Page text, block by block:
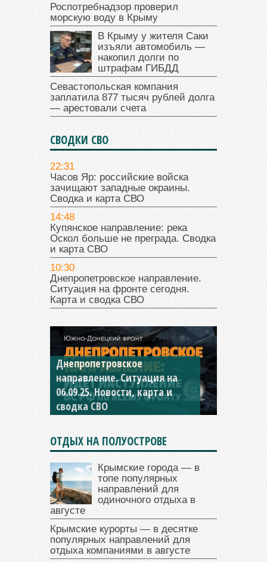
Роспотребнадзор проверил
морскую воду в Крыму
В Крыму у жителя Саки
изъяли автомобиль —
накопил долги по
штрафам ГИБДД
Севастопольская компания
заплатила 877 тысяч рублей долга
— арестовали счета
СВОДКИ СВО
22:31
Часов Яр: российские войска
зачищают западные окраины.
Сводка и карта СВО
14:48
Купянское направление: река
Оскол больше не преграда. Сводка
и карта СВО
10:30
Днепропетровское направление.
Ситуация на фронте сегодня.
Карта и сводка СВО
Константиновское
направление. Ситуация на
04.09.25 Новости, карта и
сводка СВО
ОТДЫХ НА ПОЛУОСТРОВЕ
Крымские города — в
топе популярных
направлений для
одиночного отдыха в
августе
Крымские курорты — в десятке
популярных направлений для
отдыха компаниями в августе